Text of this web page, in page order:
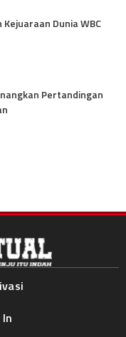
Dunia WBC
Pertandingan